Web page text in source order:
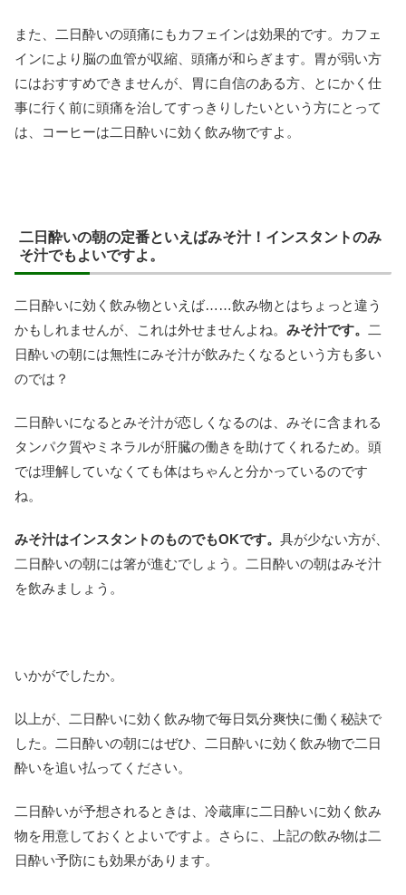
また、二日酔いの頭痛にもカフェインは効果的です。カフェ
インにより脳の血管が収縮、頭痛が和らぎます。胃が弱い方
にはおすすめできませんが、胃に自信のある方、とにかく仕
事に行く前に頭痛を治してすっきりしたいという方にとって
は、コーヒーは二日酔いに効く飲み物ですよ。
二日酔いの朝の定番といえばみそ汁！インスタントのみ
そ汁でもよいですよ。
二日酔いに効く飲み物といえば……飲み物とはちょっと違う
かもしれませんが、これは外せませんよね。 みそ汁です。
二
日酔いの朝には無性にみそ汁が飲みたくなるという方も多い
のでは？
二日酔いになるとみそ汁が恋しくなるのは、みそに含まれる
タンパク質やミネラルが肝臓の働きを助けてくれるため。頭
では理解していなくても体はちゃんと分かっているのです
ね。
みそ汁はインスタントのものでもOKです。 具が少ない方が、
二日酔いの朝には箸が進むでしょう。二日酔いの朝はみそ汁
を飲みましょう。
いかがでしたか。
以上が、二日酔いに効く飲み物で毎日気分爽快に働く秘訣で
した。二日酔いの朝にはぜひ、二日酔いに効く飲み物で二日
酔いを追い払ってください。
二日酔いが予想されるときは、冷蔵庫に二日酔いに効く飲み
物を用意しておくとよいですよ。さらに、上記の飲み物は二
日酔い予防にも効果があります。